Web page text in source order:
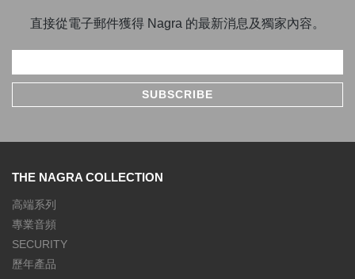
直接從電子郵件獲得 Nagra 的最新消息及獨家內容。
THE NAGRA COLLECTION
高端系列
專業音頻
SECURITY
歷年產品